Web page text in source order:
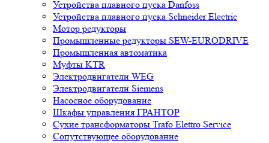
Устройства плавного пуска Danfoss
Устройства плавного пуска Schneider Electric
Мотор редукторы
Промышленные редукторы SEW-EURODRIVE
Промышленная автоматика
Муфты KTR
Электродвигатели WEG
Электродвигатели Siemens
Насосное оборудование
Шкафы управления ГРАНТОР
Сухие трансформаторы Trafo Elettro Service
Сопутствующее оборудование